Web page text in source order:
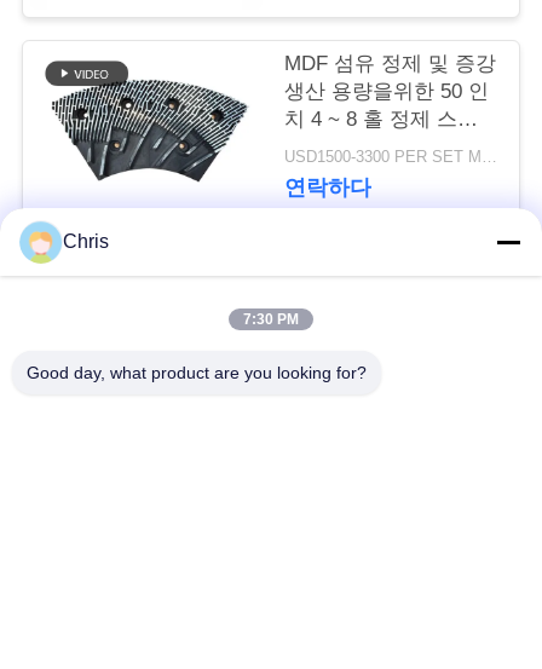
인
용
요
구
세
MDF 섬유 정제 및 증강
생산 용량을위한 50 인
치 4 ~ 8 홀 정제 스테
터 및 로터
USD1500-3300 PER SET MOQ:1 세트
연락하다
비 부직물 산업용 롤러
Chris
7:30 PM
Good day, what product are you looking for?